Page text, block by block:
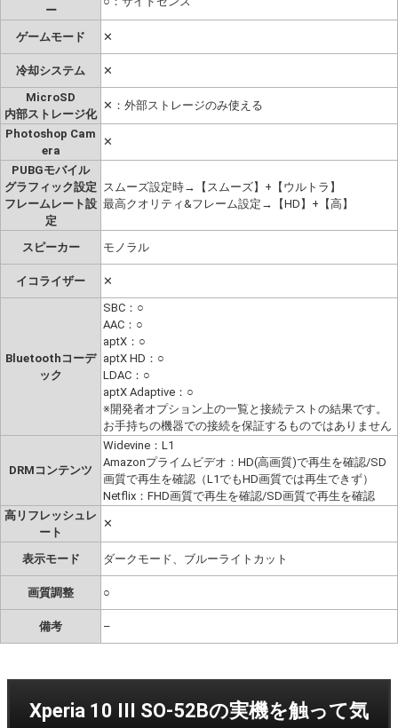
ー
ゲームモード ✕
冷却システム
✕
MicroSD
内部ストレージ化
✕：外部ストレージのみ使える
Photoshop Cam
era
✕
PUBGモバイル
グラフィック設定
フレームレート設
定
スムーズ設定時→【スムーズ】+【ウルトラ】
最高クオリティ&フレーム設定→【HD】+【高】
スピーカー モノラル
イコライザー ✕
Bluetoothコーデ
ック
SBC：○
AAC：○
aptX：○
aptX HD：○
LDAC：○
aptX Adaptive：○
※開発者オプション上の一覧と接続テストの結果です。
お手持ちの機器での接続を保証するものではありません
DRMコンテンツ
Widevine：L1
Amazonプライムビデオ：HD(高画質)で再生を確認/SD
画質で再生を確認（L1でもHD画質では再生できず）
Netflix：FHD画質で再生を確認/SD画質で再生を確認
高リフレッシュレ
ート
✕
表示モード ダークモード、ブルーライトカット
画質調整 ○
備考 –
Xperia 10 III SO-52Bの実機を触って気